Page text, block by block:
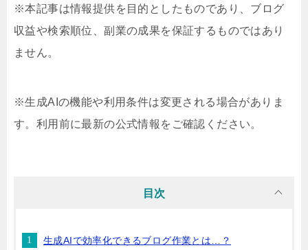
※本記事は情報提供を目的としたものであり、ブログ
収益や検索順位、副業の成果を保証するものではあり
ません。
※生成AIの機能や利用条件は変更される場合がありま
す。利用前に最新の公式情報をご確認ください。
目次
生成AIで効率化できるブログ作業とは…？